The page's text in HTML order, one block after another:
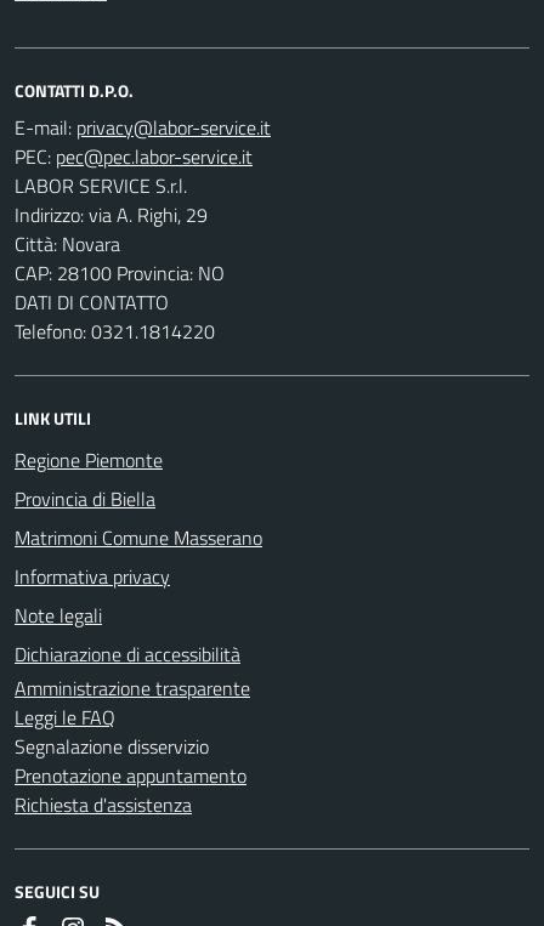
CONTATTI D.P.O.
E-mail:
PEC:
LABOR SERVICE S.r.l.
Indirizzo: via A. Righi, 29
Città: Novara
CAP: 28100 Provincia: NO
DATI DI CONTATTO
Telefono: 0321.1814220
LINK UTILI
Regione Piemonte
Provincia di Biella
Matrimoni Comune Masserano
Informativa privacy
Note legali
Dichiarazione di accessibilità
Amministrazione trasparente
Leggi le FAQ
Segnalazione disservizio
Prenotazione appuntamento
Richiesta d'assistenza
SEGUICI SU